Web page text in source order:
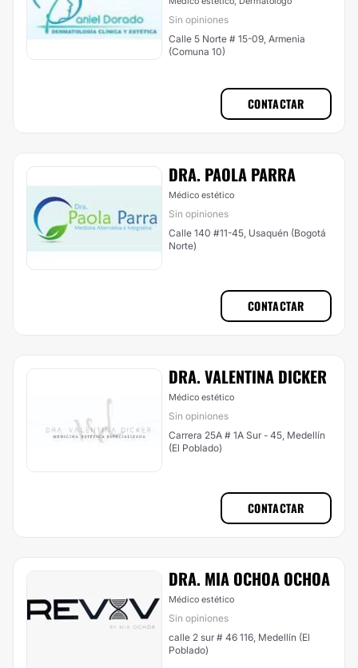
Sin opiniones
Calle 5 Norte # 15-09, Armenia
(Comuna 10)
CONTACTAR
DRA. PAOLA PARRA
Médico estético
Sin opiniones
Calle 140 #11-45, Usaquén (Bogotá
Norte)
CONTACTAR
DRA. VALENTINA DICKER
Médico estético
Sin opiniones
Carrera 25A # 1A Sur - 45, Medellín
(El Poblado)
CONTACTAR
DRA. MIA OCHOA OCHOA
Médico estético
Sin opiniones
calle 2 sur # 46 116, Medellín (El
Poblado)